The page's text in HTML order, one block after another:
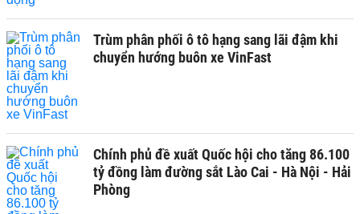
Trùm phân phối ô tô hạng sang lãi đậm khi
chuyển hướng buôn xe VinFast
Chính phủ đề xuất Quốc hội cho tăng 86.100
tỷ đồng làm đường sắt Lào Cai - Hà Nội - Hải
Phòng